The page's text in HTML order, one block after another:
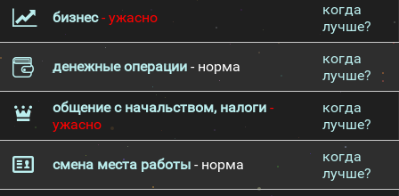
бизнес- ужасно
когда
лучше?
денежные операции - норма
когда
лучше?
общение с начальством, налоги -
ужасно
когда
лучше?
смена места работы - норма
когда
лучше?